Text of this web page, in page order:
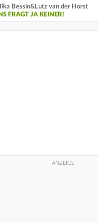
Bessin&Lutz van der Horst
FRAGT JA KEINER!